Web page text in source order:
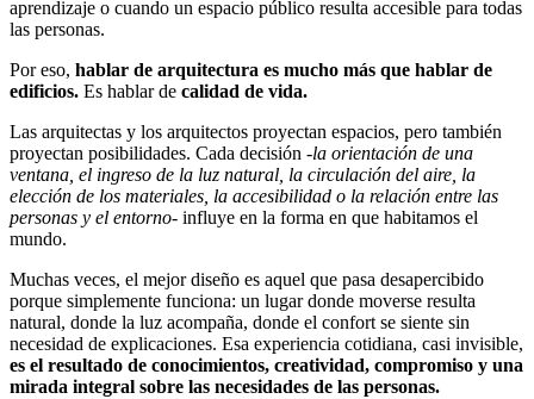
aprendizaje o cuando un espacio público resulta accesible para todas
las personas.
Por eso, hablar de arquitectura es mucho más que hablar de
edificios. Es hablar de calidad de vida.
Las arquitectas y los arquitectos proyectan espacios, pero también
proyectan posibilidades. Cada decisión -la orientación de una
ventana, el ingreso de la luz natural, la circulación del aire, la
elección de los materiales, la accesibilidad o la relación entre las
personas y el entorno- influye en la forma en que habitamos el
mundo.
Muchas veces, el mejor diseño es aquel que pasa desapercibido
porque simplemente funciona: un lugar donde moverse resulta
natural, donde la luz acompaña, donde el confort se siente sin
necesidad de explicaciones. Esa experiencia cotidiana, casi invisible,
es el resultado de conocimientos, creatividad, compromiso y una
mirada integral sobre las necesidades de las personas.